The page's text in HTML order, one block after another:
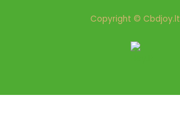
Copyright © Cbdjoy.lt